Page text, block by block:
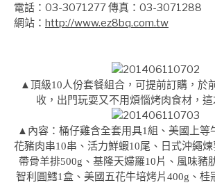
電話：03-3071277 傳真：03-3071288
網站： http://www.ez8bq.com.tw
▲頂級10人份套餐組合，可提前訂購，於
收，出門玩耍又不用煩惱烤肉食材，這
▲ 內容：桶仔雞含全套用具1組、美國上等
花豬肉串10串、活力鮮蝦10尾、日式沖繩
帶骨羊排500g、基隆天婦羅10片、風味豬
智利圓鱈1盒、美國五花牛培烤片400g、桂